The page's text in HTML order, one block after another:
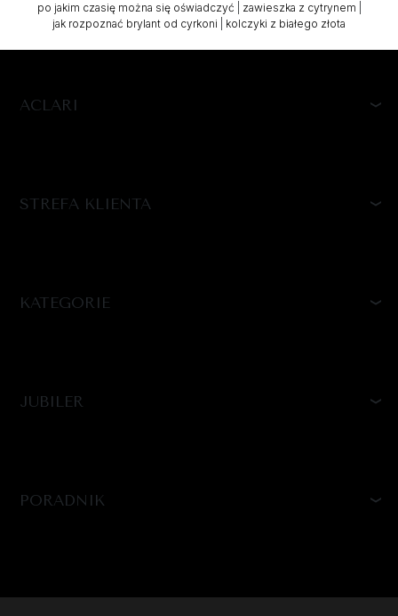
po jakim czasię można się oświadczyć
zawieszka z cytrynem
jak rozpoznać brylant od cyrkoni
kolczyki z białego złota
ACLARI
STREFA KLIENTA
KATEGORIE
JUBILER
PORADNIK